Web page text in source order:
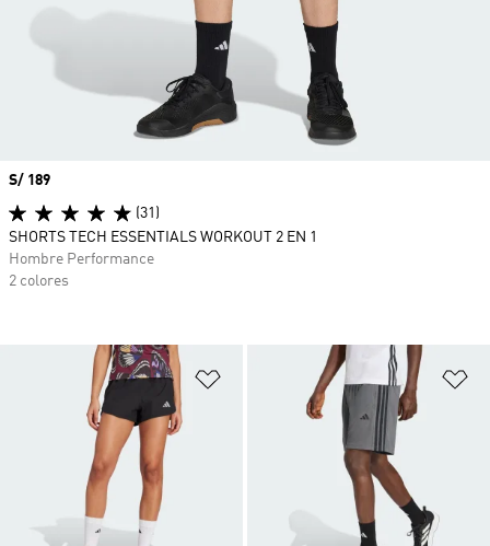
Añadir a la lista de deseos
Precio
S/ 189
(31)
SHORTS TECH ESSENTIALS WORKOUT 2 EN 1
Hombre Performance
2 colores